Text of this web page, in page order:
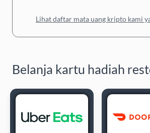
Lihat daftar mata uang kripto kami
Belanja kartu hadiah